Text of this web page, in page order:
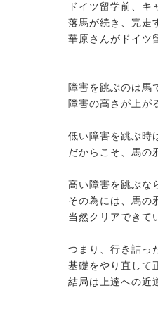
ドイツ留学前、キ
落馬が続き、完走
華原さんがドイツ
障害を跳ぶのは馬
障害の高さが上が
低い障害を跳ぶ時
だからこそ、馬の
高い障害を跳ぶな
その為には、馬の
当然クリアできて
つまり、行き詰っ
基礎をやり直して
結局は上達への近